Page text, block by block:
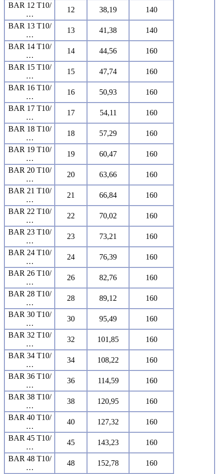
BAR 12 T10/
…
12 38,19
140
BAR 13 T10/
…
13 41,38
140
BAR 14 T10/
…
14 44,56
160
BAR 15 T10/
…
15 47,74
160
BAR 16 T10/
…
16 50,93
160
BAR 17 T10/
…
17 54,11
160
BAR 18 T10/
…
18 57,29
160
BAR 19 T10/
…
19 60,47
160
BAR 20 T10/
…
20 63,66
160
BAR 21 T10/
…
21 66,84
160
BAR 22 T10/
…
22 70,02
160
BAR 23 T10/
…
23 73,21
160
BAR 24 T10/
…
24 76,39
160
BAR 26 T10/
…
26 82,76
160
BAR 28 T10/
…
28 89,12
160
BAR 30 T10/
…
30 95,49
160
BAR 32 T10/
…
32 101,85
160
BAR 34 T10/
…
34 108,22
160
BAR 36 T10/
…
36 114,59
160
BAR 38 T10/
…
38 120,95
160
BAR 40 T10/
…
40 127,32
160
BAR 45 T10/
…
45 143,23
160
BAR 48 T10/
…
48 152,78
160